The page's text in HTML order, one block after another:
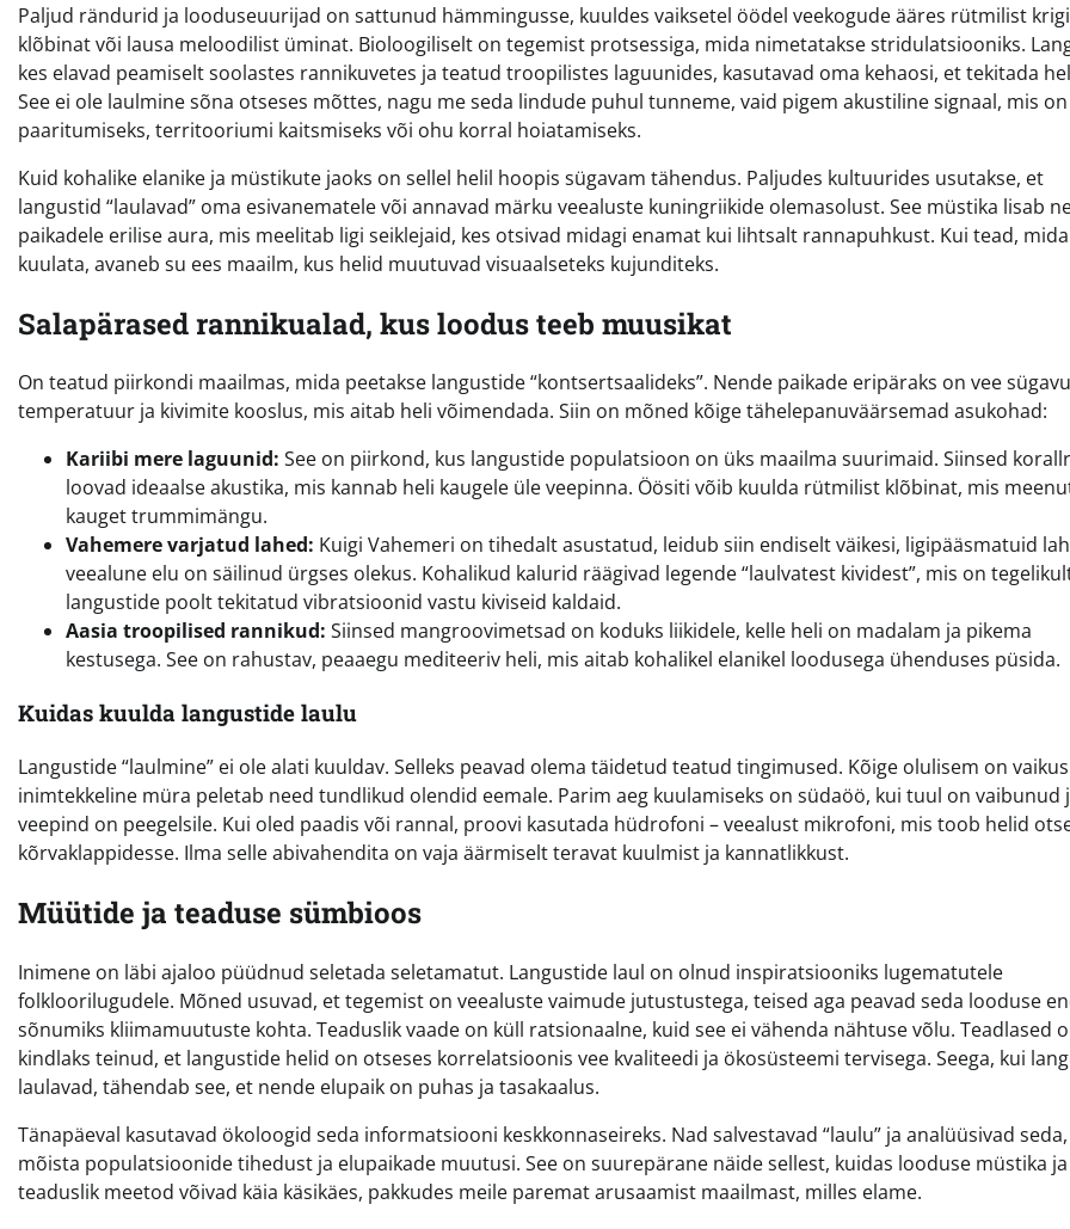
Paljud rändurid ja looduseuurijad on sattunud hämmingusse, kuuldes vaiksetel öödel veekogude ääres rütmilist
klõbinat või lausa meloodilist üminat. Bioloogiliselt on tegemist protsessiga, mida nimetatakse stridulatsiooniks.
kes elavad peamiselt soolastes rannikuvetes ja teatud troopilistes laguunides, kasutavad oma kehaosi, et tekitada
See ei ole laulmine sõna otseses mõttes, nagu me seda lindude puhul tunneme, vaid pigem akustiline signaal, mis
paaritumiseks, territooriumi kaitsmiseks või ohu korral hoiatamiseks.
Kuid kohalike elanike ja müstikute jaoks on sellel helil hoopis sügavam tähendus. Paljudes kultuurides usutakse, et
langustid “laulavad” oma esivanematele või annavad märku veealuste kuningriikide olemasolust. See müstika lisab
paikadele erilise aura, mis meelitab ligi seiklejaid, kes otsivad midagi enamat kui lihtsalt rannapuhkust. Kui tead, mida
kuulata, avaneb su ees maailm, kus helid muutuvad visuaalseteks kujunditeks.
Salapärased rannikualad, kus loodus teeb muusikat
On teatud piirkondi maailmas, mida peetakse langustide “kontsertsaalideks”. Nende paikade eripäraks on vee
temperatuur ja kivimite kooslus, mis aitab heli võimendada. Siin on mõned kõige tähelepanuväärsemad asukohad:
Kariibi mere laguunid: See on piirkond, kus langustide populatsioon on üks maailma suurimaid. Siinsed
loovad ideaalse akustika, mis kannab heli kaugele üle veepinna. Öösiti võib kuulda rütmilist klõbinat, mis
kauget trummimängu.
Vahemere varjatud lahed: Kuigi Vahemeri on tihedalt asustatud, leidub siin endiselt väikesi, ligipääsmatuid
veealune elu on säilinud ürgses olekus. Kohalikud kalurid räägivad legende “laulvatest kividest”, mis on
langustide poolt tekitatud vibratsioonid vastu kiviseid kaldaid.
Aasia troopilised rannikud: Siinsed mangroovimetsad on koduks liikidele, kelle heli on madalam ja pikema
kestusega. See on rahustav, peaaegu mediteeriv heli, mis aitab kohalikel elanikel loodusega ühenduses püsida.
Kuidas kuulda langustide laulu
Langustide “laulmine” ei ole alati kuuldav. Selleks peavad olema täidetud teatud tingimused. Kõige olulisem on
inimtekkeline müra peletab need tundlikud olendid eemale. Parim aeg kuulamiseks on südaöö, kui tuul on vaibunud
veepind on peegelsile. Kui oled paadis või rannal, proovi kasutada hüdrofoni – veealust mikrofoni, mis toob helid
kõrvaklappidesse. Ilma selle abivahendita on vaja äärmiselt teravat kuulmist ja kannatlikkust.
Müütide ja teaduse sümbioos
Inimene on läbi ajaloo püüdnud seletada seletamatut. Langustide laul on olnud inspiratsiooniks lugematutele
folkloorilugudele. Mõned usuvad, et tegemist on veealuste vaimude jutustustega, teised aga peavad seda looduse
sõnumiks kliimamuutuste kohta. Teaduslik vaade on küll ratsionaalne, kuid see ei vähenda nähtuse võlu. Teadlased
kindlaks teinud, et langustide helid on otseses korrelatsioonis vee kvaliteedi ja ökosüsteemi tervisega. Seega, kui
laulavad, tähendab see, et nende elupaik on puhas ja tasakaalus.
Tänapäeval kasutavad ökoloogid seda informatsiooni keskkonnaseireks. Nad salvestavad “laulu” ja analüüsivad
mõista populatsioonide tihedust ja elupaikade muutusi. See on suurepärane näide sellest, kuidas looduse müstika ja
teaduslik meetod võivad käia käsikäes, pakkudes meile paremat arusaamist maailmast, milles elame.